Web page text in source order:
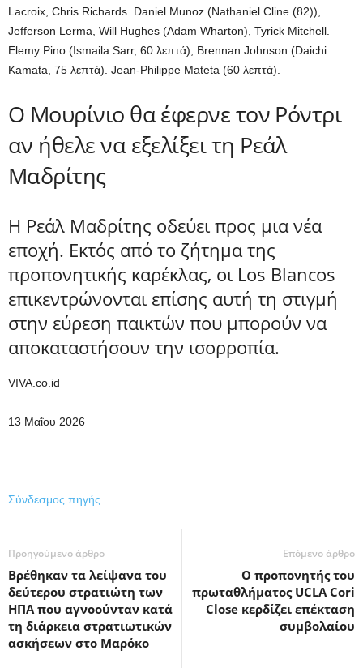
Lacroix, Chris Richards. Daniel Munoz (Nathaniel Cline (82)),
Jefferson Lerma, Will Hughes (Adam Wharton), Tyrick Mitchell.
Elemy Pino (Ismaila Sarr, 60 λεπτά), Brennan Johnson (Daichi
Kamata, 75 λεπτά). Jean-Philippe Mateta (60 λεπτά).
Ο Μουρίνιο θα έφερνε τον Ρόντρι
αν ήθελε να εξελίξει τη Ρεάλ
Μαδρίτης
Η Ρεάλ Μαδρίτης οδεύει προς μια νέα
εποχή. Εκτός από το ζήτημα της
προπονητικής καρέκλας, οι Los Blancos
επικεντρώνονται επίσης αυτή τη στιγμή
στην εύρεση παικτών που μπορούν να
αποκαταστήσουν την ισορροπία.
VIVA.co.id
13 Μαΐου 2026
Σύνδεσμος πηγής
Προηγούμενο άρθρο
Βρέθηκαν τα λείψανα του
δεύτερου στρατιώτη των
ΗΠΑ που αγνοούνταν κατά
τη διάρκεια στρατιωτικών
ασκήσεων στο Μαρόκο
Επόμενο άρθρο
Ο προπονητής του
πρωταθλήματος UCLA Cori
Close κερδίζει επέκταση
συμβολαίου